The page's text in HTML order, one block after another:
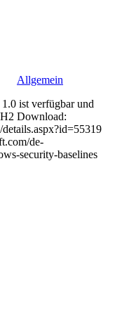
Allgemein
ist verfügbar und
Download:
de-
security-baselines